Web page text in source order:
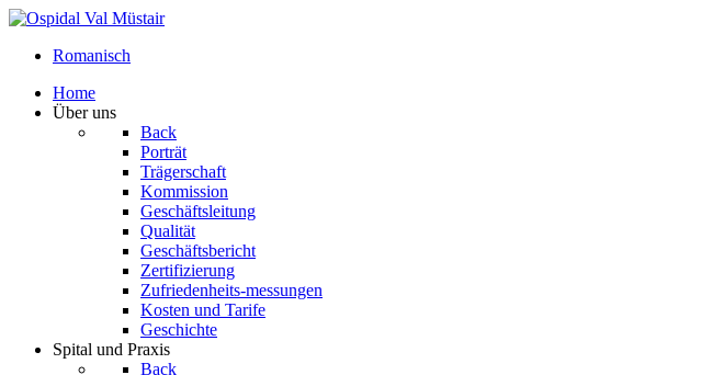
Romanisch
Home
Über uns
Back
Porträt
Trägerschaft
Kommission
Geschäftsleitung
Qualität
Geschäftsbericht
Zertifizierung
Zufriedenheits-messungen
Kosten und Tarife
Geschichte
Spital und Praxis
Back